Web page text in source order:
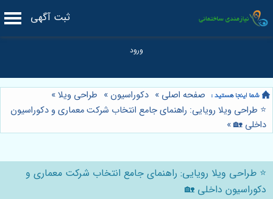
ثبت آگهی
صفحه اصلی » دکوراسیون » طراحی ویلا»
⭐️ طراحی ویلا رویایی: راهنمای جامع انتخاب شرکت معماری و دکوراسیون
داخلی 🏡»
⭐️ طراحی ویلا رویایی: راهنمای جامع انتخاب شرکت معماری و
دکوراسیون داخلی 🏡